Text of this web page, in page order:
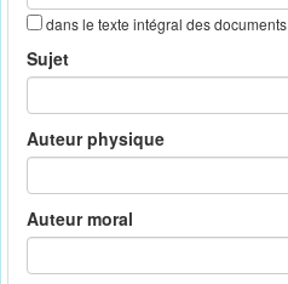
dans le texte intégral des documents
Sujet
Auteur physique
Auteur moral